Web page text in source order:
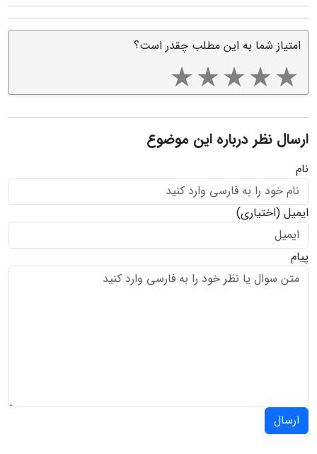
امتیاز شما به این مطلب چقدر است؟
ارسال نظر درباره این موضوع
نام
ایمیل (اختیاری)
پیام
ارسال